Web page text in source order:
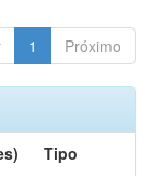
1 Próximo
Tipo